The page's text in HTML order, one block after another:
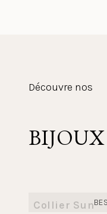
Découvre nos
Collier Sun